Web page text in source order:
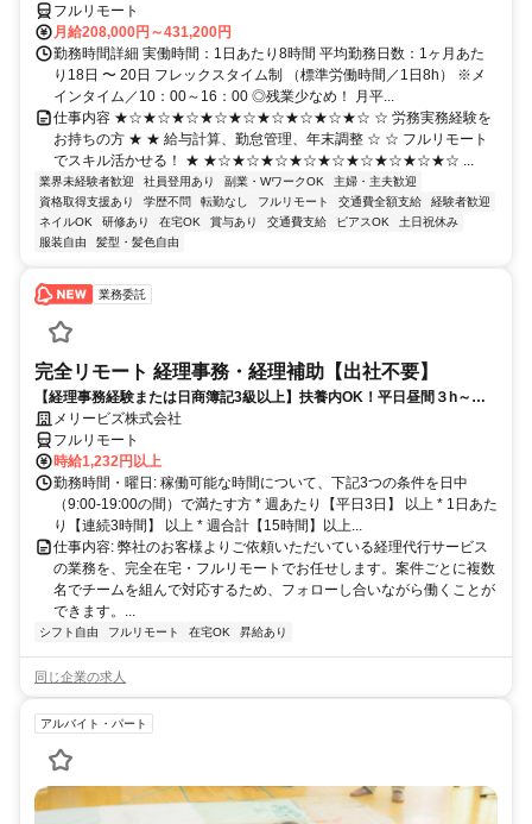
フルリモート
月給208,000円～431,200円
勤務時間詳細 実働時間：1日あたり8時間 平均勤務日数：1ヶ月あた
り18日 〜 20日 フレックスタイム制 （標準労働時間／1日8h） ※メ
インタイム／10：00～16：00 ◎残業少なめ！ 月平...
仕事内容 ★☆★☆★☆★☆★☆★☆★☆★☆★☆ ☆ 労務実務経験を
お持ちの方 ★ ★ 給与計算、勤怠管理、年末調整 ☆ ☆ フルリモート
でスキル活かせる！ ★ ★☆★☆★☆★☆★☆★☆★☆★☆★☆ ...
業界未経験者歓迎 社員登用あり 副業・WワークOK
主婦・主夫歓迎
資格取得支援あり
学歴不問 転勤なし フルリモート 交通費全額支給
経験者歓迎
ネイルOK
研修あり 在宅OK 賞与あり 交通費支給 ピアスOK
土日祝休み
服装自由
髪型・髪色自由
業務委託
完全リモート 経理事務・経理補助【出社不要】
【経理事務経験または日商簿記3級以上】扶養内OK！平日昼間３h～。
完全在宅で育児・介護中の方も大歓迎♪
メリービズ株式会社
フルリモート
時給1,232円以上
勤務時間・曜日: 稼働可能な時間について、下記3つの条件を日中
（9:00-19:00の間）で満たす方 * 週あたり【平日3日】 以上 * 1日あた
り【連続3時間】 以上 * 週合計【15時間】以上...
仕事内容: 弊社のお客様よりご依頼いただいている経理代行サービス
の業務を、完全在宅・フルリモートでお任せします。案件ごとに複数
名でチームを組んで対応するため、フォローし合いながら働くことが
できます。...
シフト自由 フルリモート 在宅OK 昇給あり
同じ企業の求人
アルバイト・パート